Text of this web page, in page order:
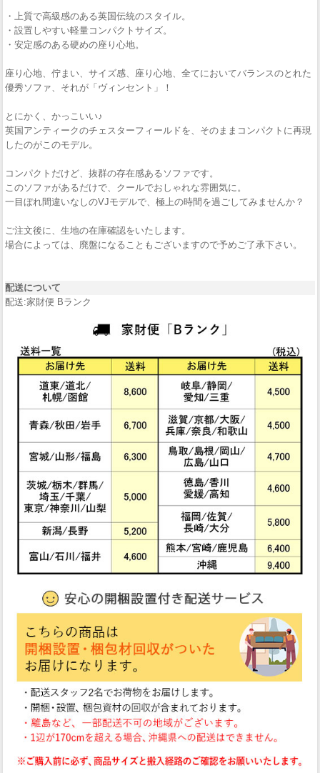
・上質で高級感のある英国伝統のスタイル。
・設置しやすい軽量コンパクトサイズ。
・安定感のある硬めの座り心地。
座り心地、佇まい、サイズ感、座り心地、全てにおいてバランスのとれた
優秀ソファ、それが「ヴィンセント」！
とにかく、かっこいい♪
英国アンティークのチェスターフィールドを、そのままコンパクトに再現
したのがこのモデル。
コンパクトだけど、抜群の存在感あるソファです。
このソファがあるだけで、クールでおしゃれな雰囲気に。
一目ぼれ間違いなしのVJモデルで、極上の時間を過ごしてみませんか？
ご注文後に、生地の在庫確認をいたします。
場合によっては、廃盤になることもございますので予めご了承下さい。
配送について
配送:家財便 Bランク